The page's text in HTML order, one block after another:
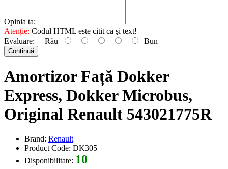
Opinia ta:
Atenție: Codul HTML este citit ca şi text!
Evaluare: Rău Bun
Continuă
Amortizor Față Dokker
Express, Dokker Microbus,
Original Renault 543021775R
Brand: Renault
Product Code: DK305
Disponibilitate: 10